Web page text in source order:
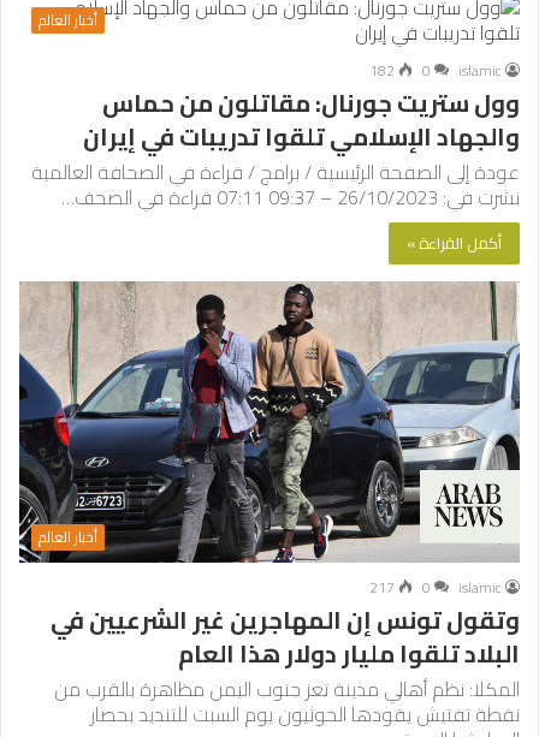
أخبار العالم
islamic
0
182
وول ستريت جورنال: مقاتلون من حماس
والجهاد الإسلامي تلقوا تدريبات في إيران
عودة إلى الصفحة الرئيسية / برامج / قراءة في الصحافة العالمية
نشرت في: 26/10/2023 – 09:37 07:11 قراءة في الصحف…
أكمل القراءة »
أخبار العالم
islamic
0
217
وتقول تونس إن المهاجرين غير الشرعيين في
البلاد تلقوا مليار دولار هذا العام
المكلا: نظم أهالي مدينة تعز جنوب اليمن مظاهرة بالقرب من
نقطة تفتيش يقودها الحوثيون يوم السبت للتنديد بحصار